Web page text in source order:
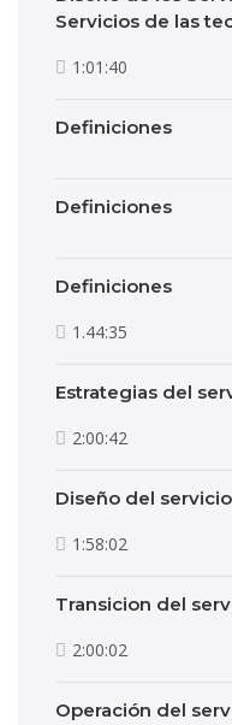
Servicios de las
1:01:40
Definiciones
Definiciones
Definiciones
1.44:35
Estrategias del
2:00:42
Diseño del servicio
1:58:02
Transicion del
2:00:02
Operación del